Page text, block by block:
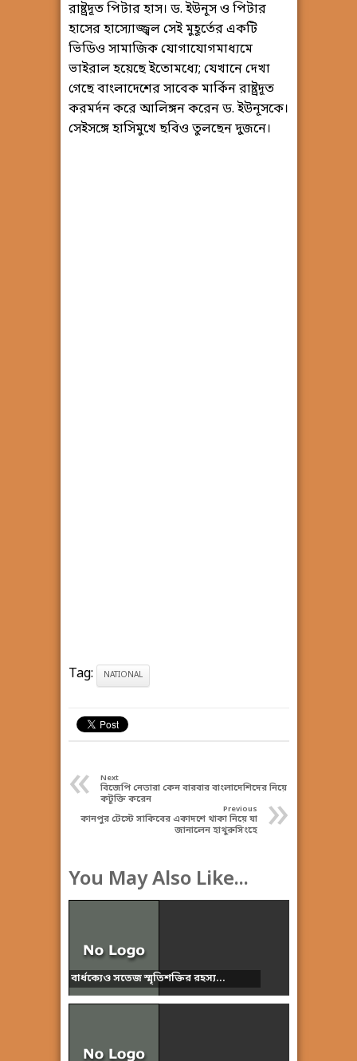
রাষ্ট্রদূত পিটার হাস। ড. ইউনূস ও পিটার
হাসের হাস্যোজ্জ্বল সেই মুহূর্তের একটি
ভিডিও সামাজিক যোগাযোগমাধ্যমে
ভাইরাল হয়েছে ইতোমধ্যে; যেখানে দেখা
গেছে বাংলাদেশের সাবেক মার্কিন রাষ্ট্রদূত
করমর্দন করে আলিঙ্গন করেন ড. ইউনূসকে।
সেইসঙ্গে হাসিমুখে ছবিও তুলছেন দুজনে।
Tag: NATIONAL
« Next
বিজেপি নেতারা কেন বারবার বাংলাদেশিদের নিয়ে
কটূক্তি করেন
»
Previous
কানপুর টেস্টে সাকিবের একাদশে থাকা নিয়ে যা
জানালেন হাথুরুসিংহে
You May Also Like...
বার্ধক্যেও সতেজ স্মৃতিশক্তির রহস্য...